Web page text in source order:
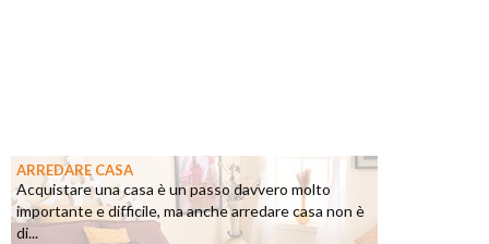
ARREDARE CASA
Acquistare una casa è un passo davvero molto
importante e difficile, ma anche arredare casa non è
di...